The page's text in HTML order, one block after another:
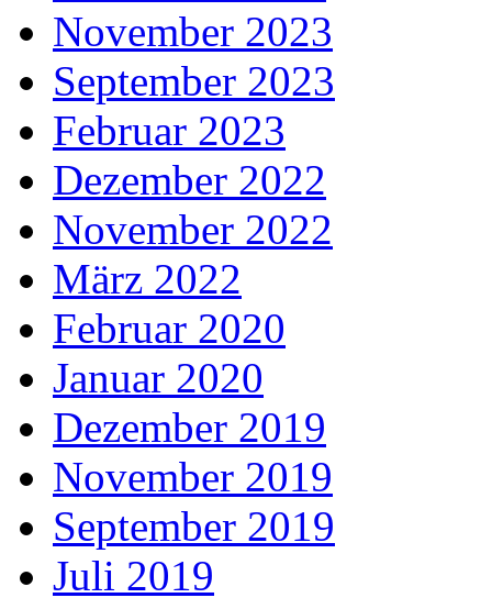
November 2023
September 2023
Februar 2023
Dezember 2022
November 2022
März 2022
Februar 2020
Januar 2020
Dezember 2019
November 2019
September 2019
Juli 2019